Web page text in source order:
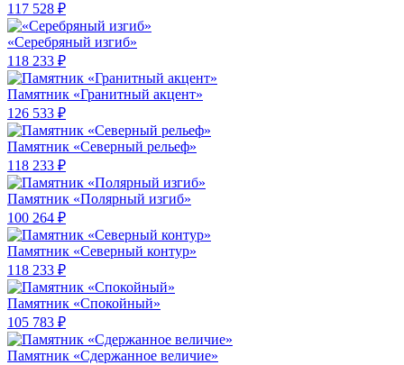
117 528 ₽
«Серебряный изгиб»
118 233 ₽
Памятник «Гранитный акцент»
126 533 ₽
Памятник «Северный рельеф»
118 233 ₽
Памятник «Полярный изгиб»
100 264 ₽
Памятник «Северный контур»
118 233 ₽
Памятник «Спокойный»
105 783 ₽
Памятник «Сдержанное величие»